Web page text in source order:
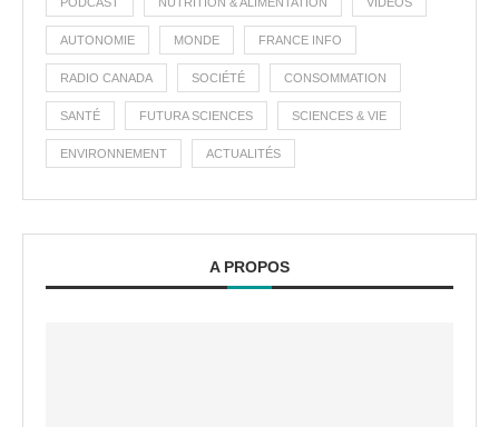
PODCAST NUTRITION & ALIMENTATION VIDÉOS
AUTONOMIE MONDE FRANCE INFO
RADIO CANADA SOCIÉTÉ CONSOMMATION
SANTÉ FUTURA SCIENCES SCIENCES & VIE
ENVIRONNEMENT ACTUALITÉS
A PROPOS